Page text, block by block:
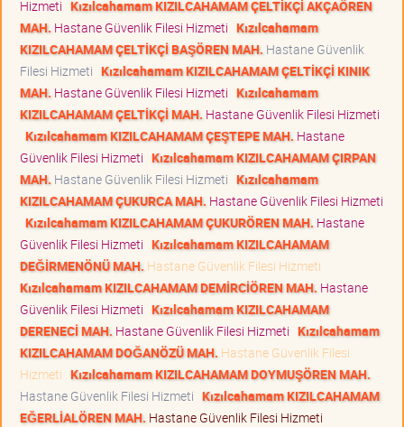
Hizmeti Kızılcahamam KIZILCAHAMAM ÇELTİKÇİ AKÇAÖREN
MAH. Hastane Güvenlik Filesi Hizmeti Kızılcahamam
KIZILCAHAMAM ÇELTİKÇİ BAŞÖREN MAH. Hastane Güvenlik
Filesi Hizmeti Kızılcahamam KIZILCAHAMAM ÇELTİKÇİ KINIK
MAH. Hastane Güvenlik Filesi Hizmeti Kızılcahamam
KIZILCAHAMAM ÇELTİKÇİ MAH. Hastane Güvenlik Filesi Hizmeti
Kızılcahamam KIZILCAHAMAM ÇEŞTEPE MAH. Hastane
Güvenlik Filesi Hizmeti Kızılcahamam KIZILCAHAMAM ÇIRPAN
MAH. Hastane Güvenlik Filesi Hizmeti Kızılcahamam
KIZILCAHAMAM ÇUKURCA MAH. Hastane Güvenlik Filesi Hizmeti
Kızılcahamam KIZILCAHAMAM ÇUKURÖREN MAH. Hastane
Güvenlik Filesi Hizmeti Kızılcahamam KIZILCAHAMAM
DEĞİRMENÖNÜ MAH. Hastane Güvenlik Filesi Hizmeti
Kızılcahamam KIZILCAHAMAM DEMİRCİÖREN MAH. Hastane
Güvenlik Filesi Hizmeti Kızılcahamam KIZILCAHAMAM
DERENECİ MAH. Hastane Güvenlik Filesi Hizmeti Kızılcahamam
KIZILCAHAMAM DOĞANÖZÜ MAH. Hastane Güvenlik Filesi
Hizmeti Kızılcahamam KIZILCAHAMAM DOYMUŞÖREN MAH.
Hastane Güvenlik Filesi Hizmeti Kızılcahamam KIZILCAHAMAM
EĞERLİALÖREN MAH. Hastane Güvenlik Filesi Hizmeti